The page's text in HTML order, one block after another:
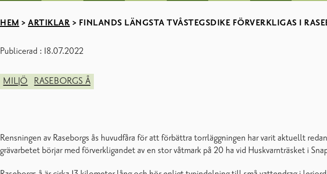
HEM > ARTIKLAR > FINLANDS LÄNGSTA TVÅSTEGSDIKE FÖRVERKLIGAS I
Publicerad : 18.07.2022
MILJÖ RASEBORGS Å
Rensningen av Raseborgs ås huvudfåra för att förbättra torrläggningen har varit aktuellt
grävarbetet börjar med förverkligandet av en stor våtmark på 20 ha vid Huskvarnträsket i